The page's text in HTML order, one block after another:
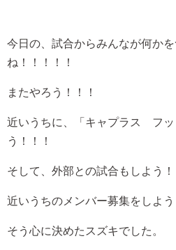
今日の、試合からみんなが何か
ね！！！！！
またやろう！！！
近いうちに、「キャプラス フッ
う！！！
そして、外部との試合もしよう！
近いうちのメンバー募集をしよう
そう心に決めたスズキでした。